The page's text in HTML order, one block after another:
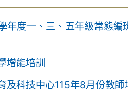
年度一、三、五年級常態編
增能培訓
及科技中心115年8月份教師